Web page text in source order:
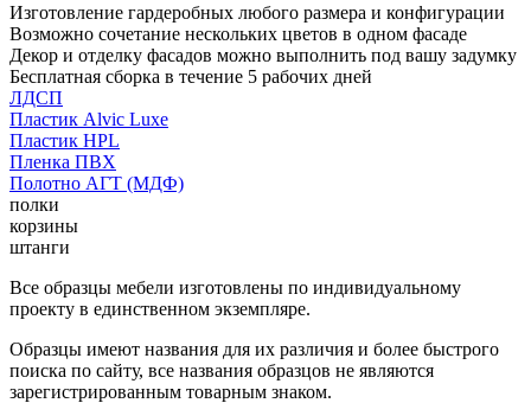
Изготовление гардеробных любого размера и конфигурации
Возможно сочетание нескольких цветов в одном фасаде
Декор и отделку фасадов можно выполнить под вашу задумку
Бесплатная сборка в течение 5 рабочих дней
ЛДСП
Пластик Alvic Luxe
Пластик HPL
Пленка ПВХ
Полотно АГТ (МДФ)
полки
корзины
штанги
Все образцы мебели изготовлены по индивидуальному
проекту в единственном экземпляре.
Образцы имеют названия для их различия и более быстрого
поиска по сайту, все названия образцов не являются
зарегистрированным товарным знаком.